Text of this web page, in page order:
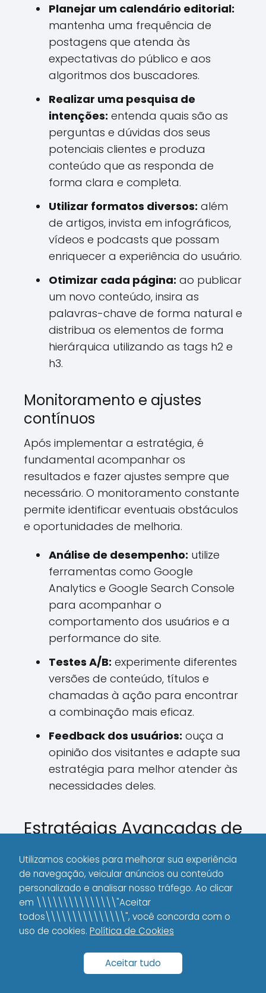
Planejar um calendário editorial:
mantenha uma frequência de
postagens que atenda às
expectativas do público e aos
algoritmos dos buscadores.
Realizar uma pesquisa de
intenções: entenda quais são as
perguntas e dúvidas dos seus
potenciais clientes e produza
conteúdo que as responda de
forma clara e completa.
Utilizar formatos diversos: além
de artigos, invista em infográficos,
vídeos e podcasts que possam
enriquecer a experiência do usuário.
Otimizar cada página: ao publicar
um novo conteúdo, insira as
palavras-chave de forma natural e
distribua os elementos de forma
hierárquica utilizando as tags h2 e
h3.
Monitoramento e ajustes
contínuos
Após implementar a estratégia, é
fundamental acompanhar os
resultados e fazer ajustes sempre que
necessário. O monitoramento constante
permite identificar eventuais obstáculos
e oportunidades de melhoria.
Análise de desempenho: utilize
ferramentas como Google
Analytics e Google Search Console
para acompanhar o
comportamento dos usuários e a
performance do site.
Testes A/B: experimente diferentes
versões de conteúdo, títulos e
chamadas à ação para encontrar
a combinação mais eficaz.
Feedback dos usuários: ouça a
opinião dos visitantes e adapte sua
estratégia para melhor atender às
necessidades deles.
Estratégias Avançadas de
White Hat SEO
Para maximizar os resultados, é possível
incorporar estratégias avançadas ao
seu planejamento de White Hat SEO.
Estas técnicas vão além do básico e
site em seu nicho de atuação.
Utilizamos cookies para melhorar sua experiência
de navegação, veicular anúncios ou conteúdo
personalizado e analisar nosso tráfego. Ao clicar
em \\\\\\\\\\\\\\\"Aceitar
todos\\\\\\\\\\\\\\\", você concorda com o
uso de cookies. Política de Cookies
Aceitar tudo